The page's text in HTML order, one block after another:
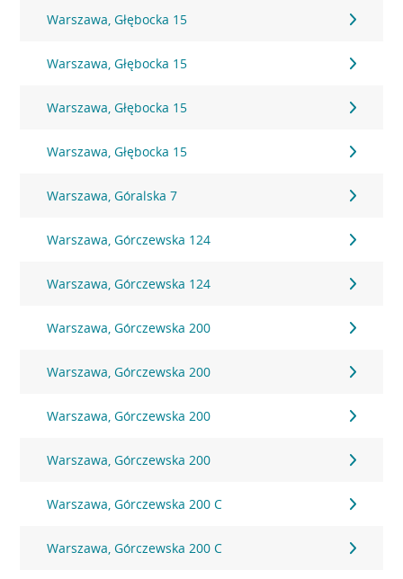
Warszawa, Głębocka 15
Warszawa, Głębocka 15
Warszawa, Głębocka 15
Warszawa, Głębocka 15
Warszawa, Góralska 7
Warszawa, Górczewska 124
Warszawa, Górczewska 124
Warszawa, Górczewska 200
Warszawa, Górczewska 200
Warszawa, Górczewska 200
Warszawa, Górczewska 200
Warszawa, Górczewska 200 C
Warszawa, Górczewska 200 C